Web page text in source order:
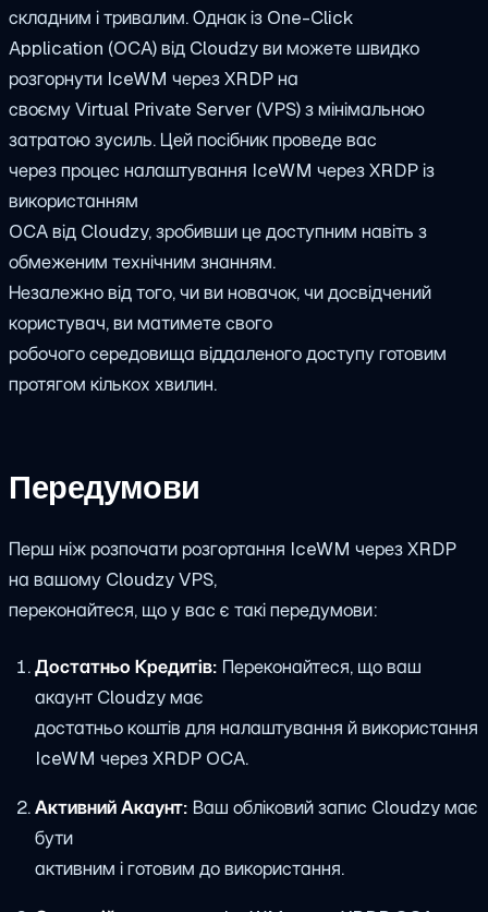
складним і тривалим. Однак із One-Click
Application (OCA) від Cloudzy ви можете швидко
розгорнути IceWM через XRDP на
своєму Virtual Private Server (VPS) з мінімальною
затратою зусиль. Цей посібник проведе вас
через процес налаштування IceWM через XRDP із
використанням
OCA від Cloudzy, зробивши це доступним навіть з
обмеженим технічним знанням.
Незалежно від того, чи ви новачок, чи досвідчений
користувач, ви матимете свого
робочого середовища віддаленого доступу готовим
протягом кількох хвилин.
Передумови
Перш ніж розпочати розгортання IceWM через XRDP
на вашому Cloudzy VPS,
переконайтеся, що у вас є такі передумови:
Достатньо Кредитів: Переконайтеся, що ваш
акаунт Cloudzy має
достатньо коштів для налаштування й використання
IceWM через XRDP OCA.
Активний Акаунт: Ваш обліковий запис Cloudzy має
бути
активним і готовим до використання.